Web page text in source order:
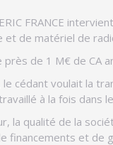
FRANCE
de matériel de
de 1 M€ de CA
cédant voulait la
à la fois
la qualité de la
financements et de